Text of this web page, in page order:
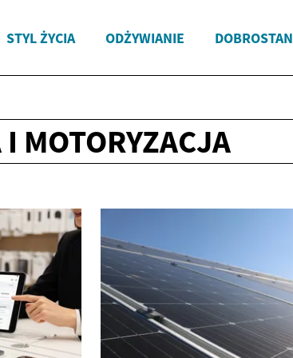
STYL ŻYCIA ODŻYWIANIE DOBROSTAN
MOTORYZACJA